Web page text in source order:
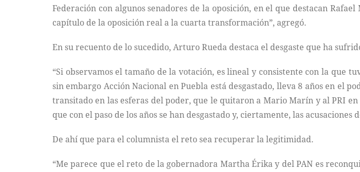
Federación con algunos senadores de la oposición, en el que destacan
capítulo de la oposición real a la cuarta transformación”, agregó.
En su recuento de lo sucedido, Arturo Rueda destaca el desgaste que ha
“Si observamos el tamaño de la votación, es lineal y consistente con la que
sin embargo Acción Nacional en Puebla está desgastado, lleva 8 años en el
transitado en las esferas del poder, que le quitaron a Mario Marín y al PRI
que con el paso de los años se han desgastado y, ciertamente, las
De ahí que para el columnista el reto sea recuperar la legitimidad.
“Me parece que el reto de la gobernadora Martha Érika y del PAN es